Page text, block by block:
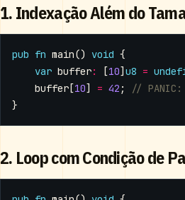
1. Indexação Além do
pub fn main() void {
var buffer: [10] u8 =
buffer [10] = 42 ;
}
2. Loop com Condição de